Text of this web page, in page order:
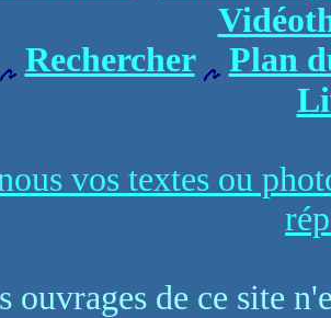
Rechercher
Plan
vos textes ou
de ce site